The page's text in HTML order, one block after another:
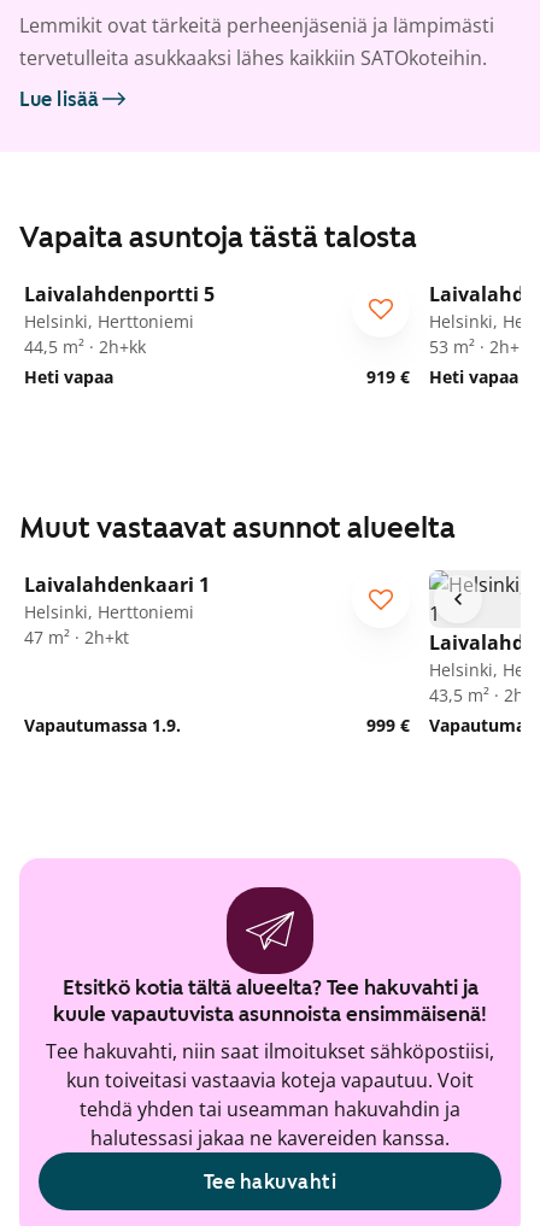
Lemmikit ovat tärkeitä perheenjäseniä ja lämpimästi
tervetulleita asukkaaksi lähes kaikkiin SATOkoteihin.
Lue lisää
Vapaita asuntoja tästä talosta
/13
ARA Seniorille
Laivalahdenportti 5
Helsinki, Herttoniemi
44,5 m² · 2h+kk
Heti vapaa
919 €
ARA
Helsinki,
53 m² · 2h+k
Heti vapaa
Muut vastaavat asunnot alueelta
Laivalahdenkaari 1
Helsinki, Herttoniemi
47 m² · 2h+kt
Vapautumassa 1.9. 999 €
Helsinki,
43,5 m² ·
Etsitkö kotia tältä alueelta? Tee hakuvahti ja
kuule vapautuvista asunnoista ensimmäisenä!
Tee hakuvahti, niin saat ilmoitukset sähköpostiisi,
kun toiveitasi vastaavia koteja vapautuu. Voit
tehdä yhden tai useamman hakuvahdin ja
halutessasi jakaa ne kavereiden kanssa.
Tee hakuvahti